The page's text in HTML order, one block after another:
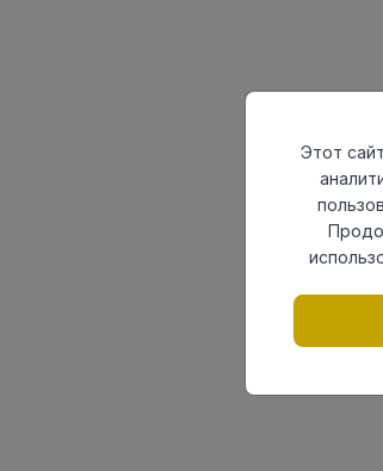
Этот